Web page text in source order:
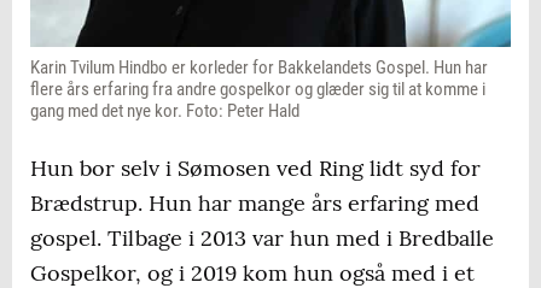
Karin Tvilum Hindbo er korleder for Bakkelandets Gospel. Hun har
flere års erfaring fra andre gospelkor og glæder sig til at komme i
gang med det nye kor. Foto: Peter Hald
Hun bor selv i Sømosen ved Ring lidt syd for
Brædstrup. Hun har mange års erfaring med
gospel. Tilbage i 2013 var hun med i Bredballe
Gospelkor, og i 2019 kom hun også med i et